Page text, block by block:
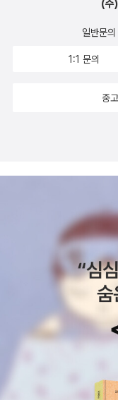
은 남들을 따라 가는
히 걸으라는뜻이다.붓
있을때 자신의 무대에
면 하는 책으로 추천해
도 <반야심경> 과 양
도 하고요.- P10즉
잡고 무언가를 하는 것
른 무엇보다 고삐라
를 다른 말로는 철학
있겠습니다.- P32무
은, 영혼의 성장판이
식도 그다지 쓸모가
기, 절제 등과 같은 지
말꽃》, 《쉬운 말이 평
동시》, 《시골에서 살
(주
일반문
1:1 문의
중